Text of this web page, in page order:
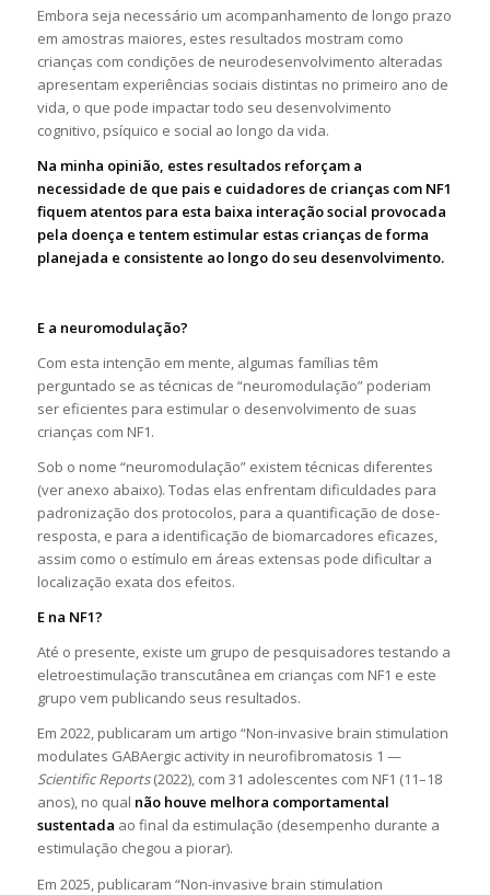
Embora seja necessário um acompanhamento de longo prazo
em amostras maiores, estes resultados mostram como
crianças com condições de neurodesenvolvimento alteradas
apresentam experiências sociais distintas no primeiro ano de
vida, o que pode impactar todo seu desenvolvimento
cognitivo, psíquico e social ao longo da vida.
Na minha opinião, estes resultados reforçam a
necessidade de que pais e cuidadores de crianças com NF1
fiquem atentos para esta baixa interação social provocada
pela doença e tentem estimular estas crianças de forma
planejada e consistente ao longo do seu desenvolvimento.
E a neuromodulação?
Com esta intenção em mente, algumas famílias têm
perguntado se as técnicas de “neuromodulação” poderiam
ser eficientes para estimular o desenvolvimento de suas
crianças com NF1.
Sob o nome “neuromodulação” existem técnicas diferentes
(ver anexo abaixo). Todas elas enfrentam dificuldades para
padronização dos protocolos, para a quantificação de dose-
resposta, e para a identificação de biomarcadores eficazes,
assim como o estímulo em áreas extensas pode dificultar a
localização exata dos efeitos.
E na NF1?
Até o presente, existe um grupo de pesquisadores testando a
eletroestimulação transcutânea em crianças com NF1 e este
grupo vem publicando seus resultados.
Em 2022, publicaram um artigo “Non-invasive brain stimulation
modulates GABAergic activity in neurofibromatosis 1 —
Scientific Reports(2022), com 31 adolescentes com NF1 (11–18
anos), no qual não houve melhora comportamental
sustentada ao final da estimulação (desempenho durante a
estimulação chegou a piorar).
Em 2025, publicaram “Non-invasive brain stimulation